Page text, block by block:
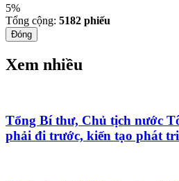
5%
Tổng cộng: 5182 phiếu
Đóng
Xem nhiều
Tổng Bí thư, Chủ tịch nước
phải đi trước, kiến tạo phát